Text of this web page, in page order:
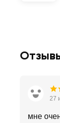
27
мне